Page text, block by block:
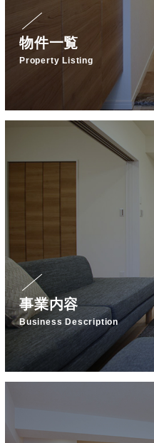
物件一覧
Property Listing
事業内容
Business Description